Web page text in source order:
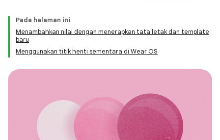
Pada halaman ini
Menambahkan nilai dengan menerapkan tata letak dan template
baru
Menggunakan titik henti sementara di Wear OS